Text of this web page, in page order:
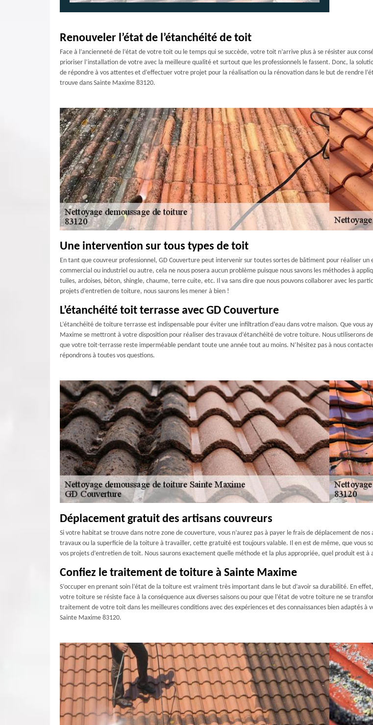
Renouveler l’état de l’étanchéité de toit
Face à l’ancienneté de l’état de votre toit ou le temps qui se succède, votre toit n’arrive plus à se résister aux
prioriser l’installation de votre avec la meilleure qualité et surtout que les professionnels le fassent. Donc, la
de répondre à vos attentes et d’effectuer votre projet pour la réalisation ou la rénovation dans le but de rendre
trouve dans Sainte Maxime 83120.
Une intervention sur tous types de toit
En tant que couvreur professionnel, GD Couverture peut intervenir sur toutes sortes de bâtiment pour réaliser un
commercial ou industriel ou autre, cela ne nous posera aucun problème puisque nous savons les méthodes à
tuiles, ardoises, béton, shingle, chaume, terre cuite, etc. Il va sans dire que nous pouvons collaborer avec les
projets d’entretien de toiture, nous saurons les mener à bien !
L’étanchéité toit terrasse avec GD Couverture
L’étanchéité de toiture terrasse est indispensable pour éviter une infiltration d’eau dans votre maison. Que vous
Maxime se mettront à votre disposition pour réaliser des travaux d’étanchéité de votre toiture. Nous utiliserons
que votre toit-terrasse reste imperméable pendant toute une année tout au moins. N’hésitez pas à nous
répondrons à toutes vos questions.
Déplacement gratuit des artisans couvreurs
Si votre habitat se trouve dans notre zone de couverture, vous n’aurez pas à payer le frais de déplacement de
travaux ou la superficie de la toiture à travailler, cette gratuité est toujours valable. Il en est de même, que vous
vos projets d’entretien de toit. Nous saurons exactement quelle méthode et la plus appropriée, quel produit est
Confiez le traitement de toiture à Sainte Maxime
S’occuper en prenant soin l’état de la toiture est vraiment très important dans le but d’avoir sa durabilité. En
votre toiture se résiste face à la conséquence aux diverses saisons ou pour que l’état de votre toiture ne se
traitement de votre toit dans les meilleures conditions avec des expériences et des connaissances bien adaptés à
Sainte Maxime 83120.